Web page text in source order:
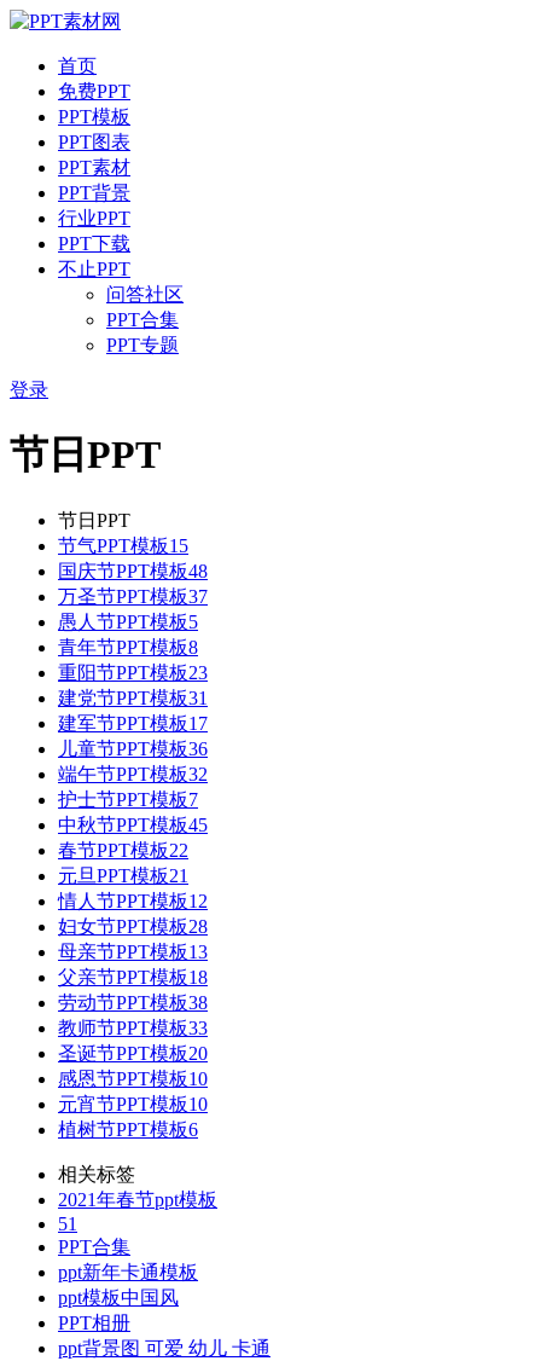
首页
免费PPT
PPT模板
PPT图表
PPT素材
PPT背景
行业PPT
PPT下载
不止PPT
问答社区
PPT合集
PPT专题
登录
节日PPT
节日PPT
节气PPT模板15
国庆节PPT模板48
万圣节PPT模板37
愚人节PPT模板5
青年节PPT模板8
重阳节PPT模板23
建党节PPT模板31
建军节PPT模板17
儿童节PPT模板36
端午节PPT模板32
护士节PPT模板7
中秋节PPT模板45
春节PPT模板22
元旦PPT模板21
情人节PPT模板12
妇女节PPT模板28
母亲节PPT模板13
父亲节PPT模板18
劳动节PPT模板38
教师节PPT模板33
圣诞节PPT模板20
感恩节PPT模板10
元宵节PPT模板10
植树节PPT模板6
相关标签
2021年春节ppt模板
51
PPT合集
ppt新年卡通模板
ppt模板中国风
PPT相册
ppt背景图 可爱 幼儿 卡通